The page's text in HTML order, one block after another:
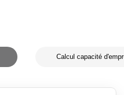
Calcul capacité